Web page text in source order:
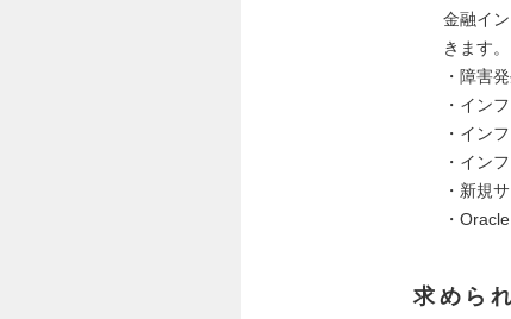
金融イ
きます。
・障害
・イン
・イン
・イン
・新規
・
求めら